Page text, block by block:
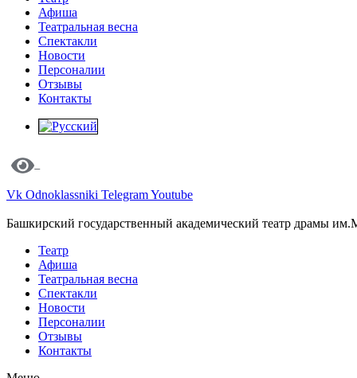
Афиша
Театральная весна
Спектакли
Новости
Персоналии
Отзывы
Контакты
Vk Odnoklassniki TelegramYoutube
Башкирский государственный академический театр драмы
Театр
Афиша
Театральная весна
Спектакли
Новости
Персоналии
Отзывы
Контакты